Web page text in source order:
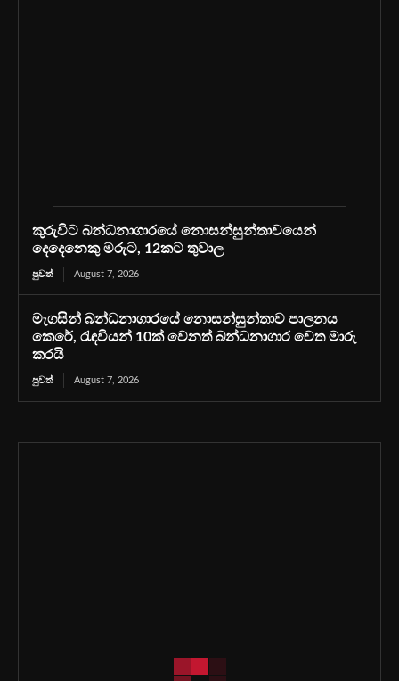
කුරුවිට බන්ධනාගාරයේ නොසන්සුන්තාවයෙන්
දෙදෙනෙකු මරුට, 12කට තුවාල
පුවත් August 7, 2026
මැගසින් බන්ධනාගාරයේ නොසන්සුන්තාව පාලනය
කෙරේ, රැඳවියන් 10ක් වෙනත් බන්ධනාගාර වෙත මාරු
කරයි
පුවත් August 7, 2026